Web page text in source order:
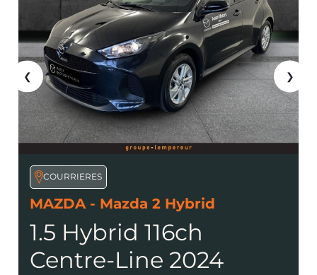
❮
COURRIERES
MAZDA - Mazda 2 Hybrid
1.5 Hybrid 116ch
Homura 2024
❯